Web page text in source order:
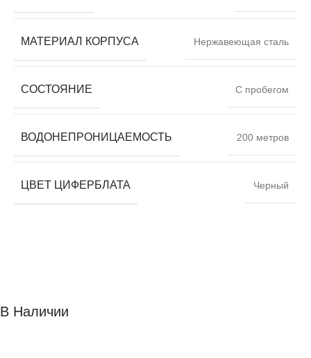
МАТЕРИАЛ КОРПУСА Нержавеющая сталь
СОСТОЯНИЕ С пробегом
ВОДОНЕПРОНИЦАЕМОСТЬ 200 метров
ЦВЕТ ЦИФЕРБЛАТА Черный
В Наличии